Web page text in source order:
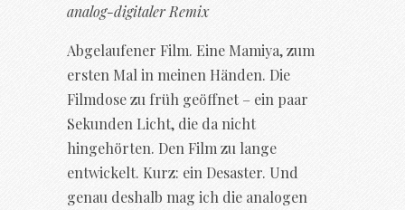
analog-digitaler Remix
Abgelaufener Film. Eine Mamiya, zum
ersten Mal in meinen Händen. Die
Filmdose zu früh geöffnet – ein paar
Sekunden Licht, die da nicht
hingehörten. Den Film zu lange
entwickelt. Kurz: ein Desaster. Und
genau deshalb mag ich die analogen